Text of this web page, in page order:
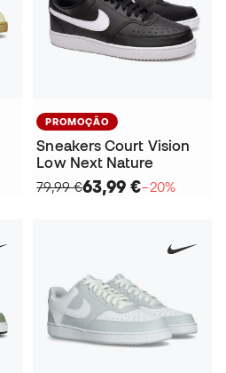
PROMOÇÃO
Sneakers Court Vision
Low Next Nature
79,99 €63,99 €−20%